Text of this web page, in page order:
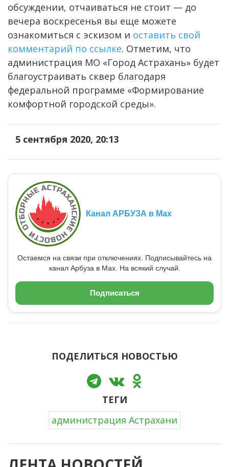
обсуждении, отчаиваться не стоит — до
вечера воскресенья вы еще можете
ознакомиться с эскизом и оставить свой
комментарий по ссылке. Отметим, что
администрация МО «Город Астрахань» будет
благоустраивать сквер благодаря
федеральной программе «Формирование
комфортной городской среды».
5 сентября 2020, 20:13
Канал АРБУЗА в Max
Остаемся на связи при отключениях. Подписывайтесь на
канал Арбуза в Max. На всякий случай.
Подписаться
ПОДЕЛИТЬСЯ НОВОСТЬЮ
ТЕГИ
администрация Астрахани